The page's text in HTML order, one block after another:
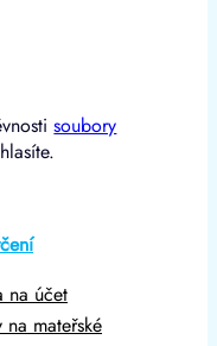
soubory
na účet
na mateřské